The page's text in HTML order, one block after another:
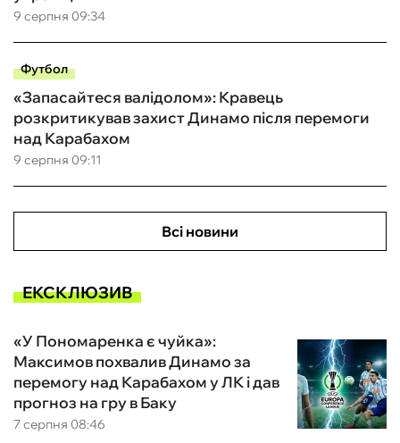
9 серпня 09:34
Футбол
9 серпня 09:11
«Запасайтеся валідолом»: Кравець
розкритикував захист Динамо після перемоги
над Карабахом
Всі новини
ЕКСКЛЮЗИВ
7 серпня 08:46
«У Пономаренка є чуйка»:
Максимов похвалив Динамо за
перемогу над Карабахом у ЛК і дав
прогноз на гру в Баку